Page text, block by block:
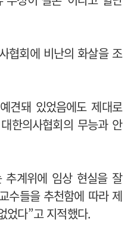
협회에 비난의 화살을 조
견돼 있었음에도 제대로
한의사협회의 무능과 안
추계위에 임상 현실을 잘
수들을 추천함에 따라 제
었다”고 지적했다.